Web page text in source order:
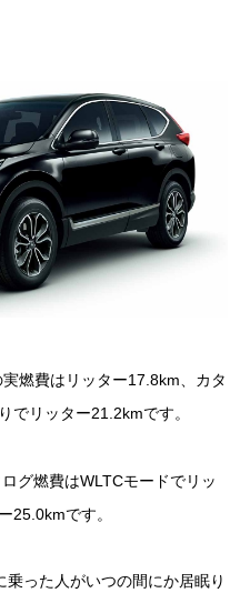
燃費はリッター17.8km、カタ
でリッター21.2kmです。
グ燃費はWLTCモードでリッ
25.0kmです。
った人がいつの間にか居眠り